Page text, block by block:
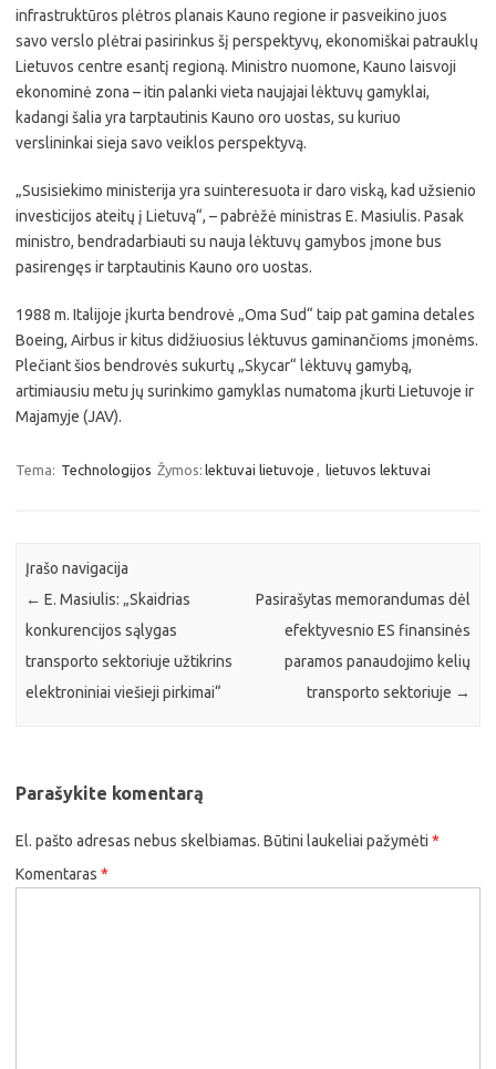
infrastruktūros plėtros planais Kauno regione ir pasveikino juos
savo verslo plėtrai pasirinkus šį perspektyvų, ekonomiškai patrauklų
Lietuvos centre esantį regioną. Ministro nuomone, Kauno laisvoji
ekonominė zona – itin palanki vieta naujajai lėktuvų gamyklai,
kadangi šalia yra tarptautinis Kauno oro uostas, su kuriuo
verslininkai sieja savo veiklos perspektyvą.
„Susisiekimo ministerija yra suinteresuota ir daro viską, kad užsienio
investicijos ateitų į Lietuvą“, – pabrėžė ministras E. Masiulis. Pasak
ministro, bendradarbiauti su nauja lėktuvų gamybos įmone bus
pasirengęs ir tarptautinis Kauno oro uostas.
1988 m. Italijoje įkurta bendrovė „Oma Sud“ taip pat gamina detales
Boeing, Airbus ir kitus didžiuosius lėktuvus gaminančioms įmonėms.
Plečiant šios bendrovės sukurtų „Skycar“ lėktuvų gamybą,
artimiausiu metu jų surinkimo gamyklas numatoma įkurti Lietuvoje ir
Majamyje (JAV).
Tema: Technologijos Žymos: lektuvai lietuvoje , lietuvos lektuvai
Įrašo navigacija
← E. Masiulis: „Skaidrias
konkurencijos sąlygas
transporto sektoriuje užtikrins
elektroniniai viešieji pirkimai“
Pasirašytas memorandumas dėl
efektyvesnio ES finansinės
paramos panaudojimo kelių
transporto sektoriuje →
Parašykite komentarą
El. pašto adresas nebus skelbiamas. Būtini laukeliai pažymėti *
Komentaras *